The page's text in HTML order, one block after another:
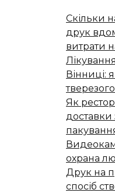
Скільки
друк
витрати
Вінниці:
Як
доставки
охрана
Друк на
спосіб